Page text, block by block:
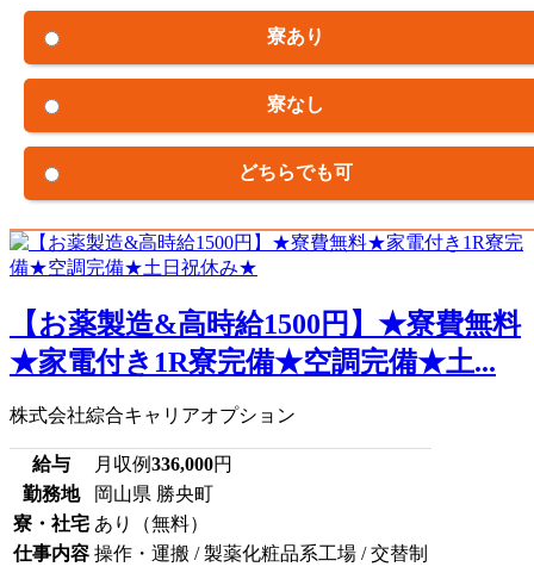
寮あり
寮なし
どちらでも可
【お薬製造&高時給1500円】★寮費無料
★家電付き1R寮完備★空調完備★土...
株式会社綜合キャリアオプション
給与 月収例336,000円
勤務地
岡山県 勝央町
寮・社宅 あり（無料）
仕事内容 操作・運搬 / 製薬化粧品系工場 / 交替制